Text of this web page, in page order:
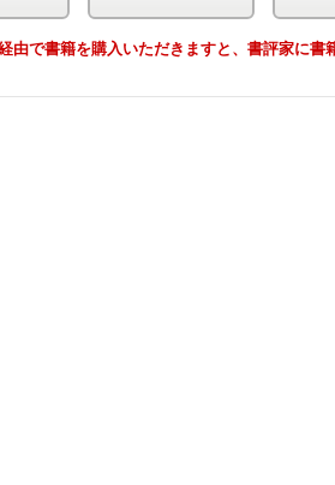
由で書籍を購入いただきますと、書評家に書